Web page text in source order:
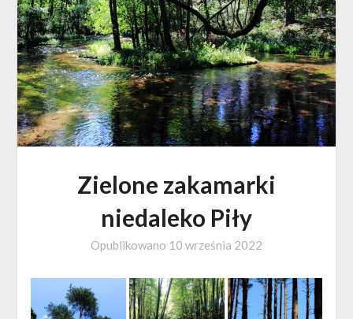
Zielone zakamarki
niedaleko Piły
Opublikowano 10 września 2022